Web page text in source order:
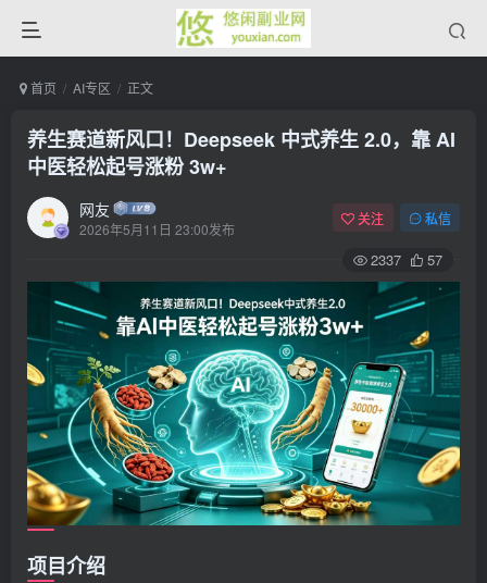
首页 AI专区 正文
养生赛道新风口！Deepseek 中式养生 2.0，靠 AI
中医轻松起号涨粉 3w+
网友
2026年5月11日 23:00发布
关注 私信
2337 57
项目介绍